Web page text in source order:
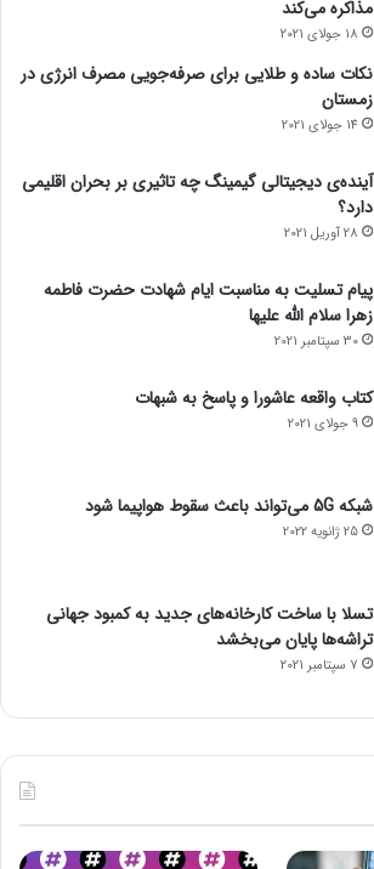
مذاکره می‌کند
18 جولای 2021
نکات ساده و طلایی برای صرفه‌جویی مصرف انرژی در
زمستان
14 جولای 2021
آینده‌ی دیجیتالی گیمینگ چه تاثیری بر بحران اقلیمی
دارد؟
28 آوریل 2021
پیام تسلیت به مناسبت ایام شهادت حضرت فاطمه
زهرا سلام الله علیها
30 سپتامبر 2021
کتاب واقعه عاشورا و پاسخ به شبهات
9 جولای 2021
شبکه 5G می‌تواند باعث سقوط هواپیما شود
25 ژانویه 2022
تسلا با ساخت کارخانه‌های جدید به کمبود جهانی
تراشه‌ها پایان می‌بخشد
7 سپتامبر 2021